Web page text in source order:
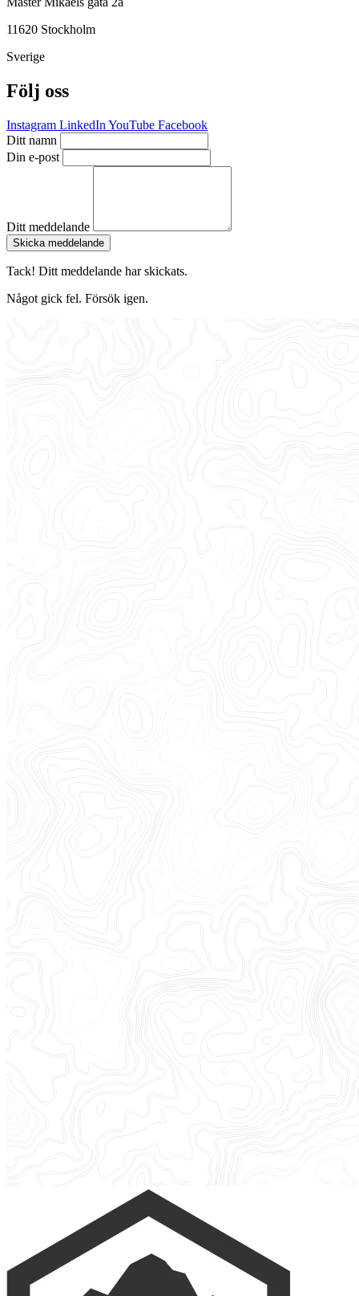
11620 Stockholm
Sverige
Följ oss
Instagram LinkedIn YouTube Facebook
Ditt namn
Din e-post
Ditt meddelande
Skicka meddelande
Tack! Ditt meddelande har skickats.
Något gick fel. Försök igen.